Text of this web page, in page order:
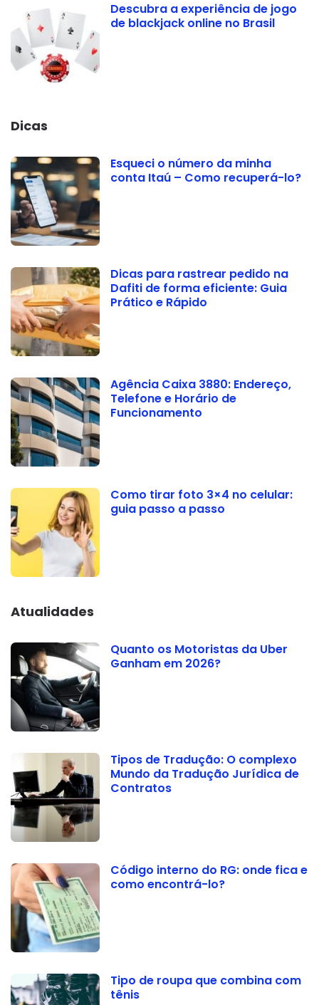
Descubra a experiência de jogo
de blackjack online no Brasil
Dicas
Esqueci o número da minha
conta Itaú – Como recuperá-lo?
Dicas para rastrear pedido na
Dafiti de forma eficiente: Guia
Prático e Rápido
Agência Caixa 3880: Endereço,
Telefone e Horário de
Funcionamento
Como tirar foto 3×4 no celular:
guia passo a passo
Atualidades
Quanto os Motoristas da Uber
Ganham em 2026?
Tipos de Tradução: O complexo
Mundo da Tradução Jurídica de
Contratos
Código interno do RG: onde fica e
como encontrá-lo?
Tipo de roupa que combina com
tênis